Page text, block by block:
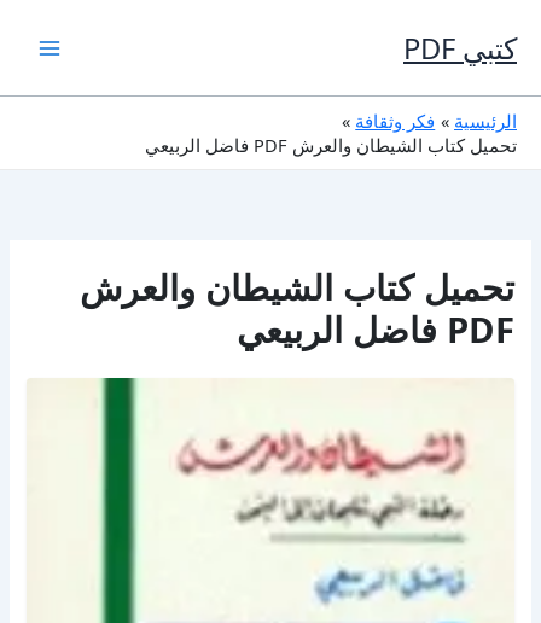
إلى
المحتوى
كتبي PDF
الرئيسية
فكر وثقافة
تحميل كتاب الشيطان والعرش PDF فاضل الربيعي
تحميل كتاب الشيطان والعرش
PDF فاضل الربيعي